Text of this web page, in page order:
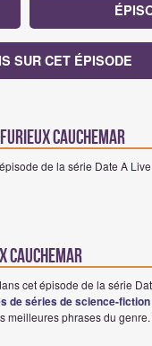
SUR CET ÉPISODE
cauchemar
de la série Date A
cauchemar
cet épisode de la série
de séries de science-fiction
phrases du